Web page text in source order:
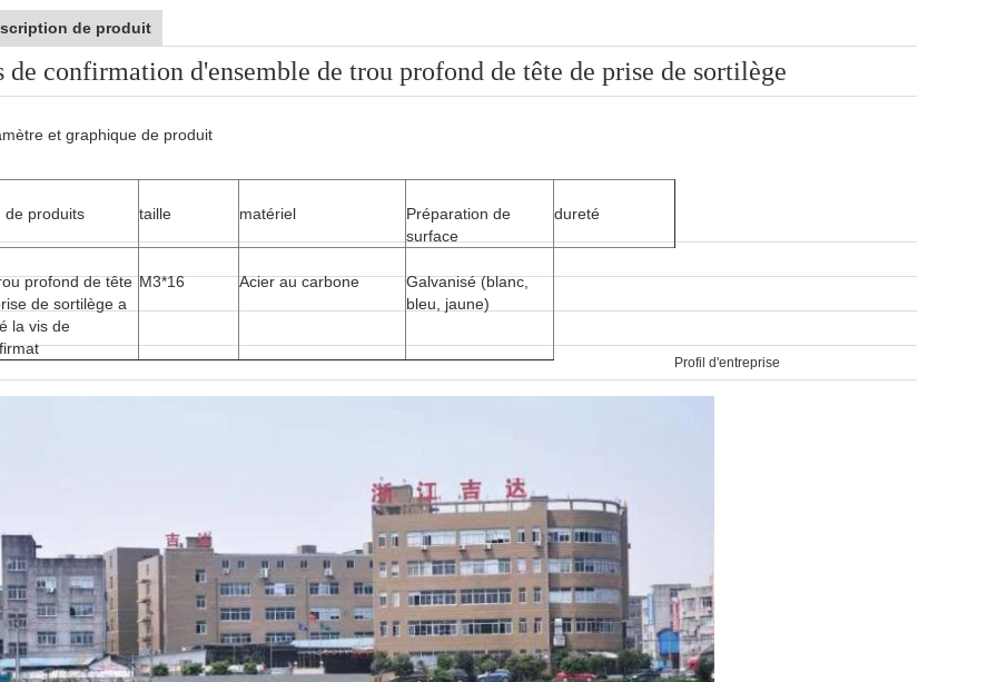
de produit
de confirmation d'ensemble de trou profond de tête de prise de sortilège
et graphique de produit
de produits taille matériel
Préparation de
surface
dureté
profond de tête
de sortilège a
la vis de
M3*16 Acier au carbone
Galvanisé (blanc,
bleu, jaune)
Profil d'entreprise